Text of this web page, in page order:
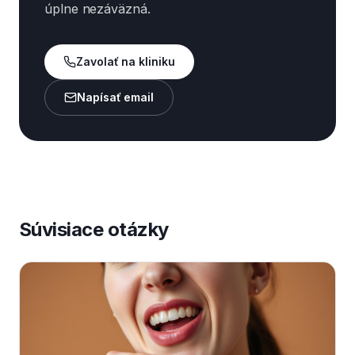
úplne nezáväzná.
Zavolať na kliniku
Napísať email
Súvisiace otázky